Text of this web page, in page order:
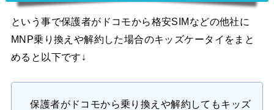
という事で保護者がドコモから格安SIMなどの他社に
MNP乗り換えや解約した場合のキッズケータイをまと
めると以下です↓
保護者がドコモから乗り換えや解約してもキッズ